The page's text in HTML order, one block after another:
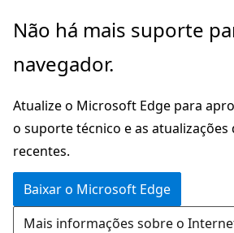
Pular
o
principal
Não há mais suporte
navegador.
Atualize o Microsoft Edge para
o suporte técnico e as atualizações
recentes.
Baixar o Microsoft Edge
Mais informações sobre o